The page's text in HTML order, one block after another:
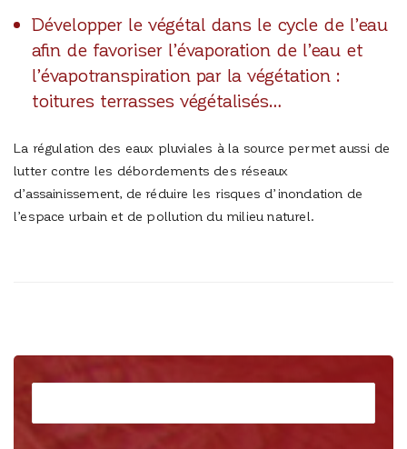
Développer le végétal dans le cycle de l’eau
afin de favoriser l’évaporation de l’eau et
l’évapotranspiration par la végétation :
toitures terrasses végétalisés…
La régulation des eaux pluviales à la source permet aussi de
lutter contre les débordements des réseaux
d’assainissement, de réduire les risques d’inondation de
l’espace urbain et de pollution du milieu naturel.